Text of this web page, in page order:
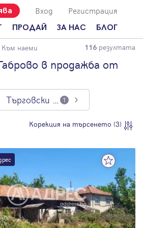
Вход Регистрация
ПРОДАЙ
Добави
имот с
Адрес?
ЗА НАС
Наши офиси
Кариери
Кои сме ние?
Мениджмънт
Address Run
Франчайз
въпроси
БЛОГ
За продавачи
За купувачи
Ипотечно
наемодатели
наематели
Анализ на
Новини
Към наеми 116 резултата
в продажба от
Търговски помещения 1
Корекция на търсенето (3)